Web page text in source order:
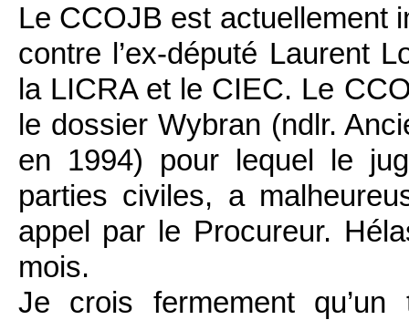
Le CCOJB est actuellement
contre l’ex-député Laurent
la LICRA et le CIEC. Le
le dossier Wybran (ndlr.
en 1994) pour lequel le
parties civiles, a
appel par le Procureur.
mois.
Je crois fermement